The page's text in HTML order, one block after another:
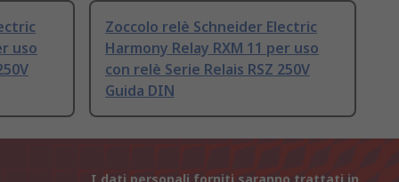
uso
Zoccolo relè Schneider Electric
Harmony Relay RXM 11 per uso
con relè Serie Relais RSZ 250V
Guida DIN